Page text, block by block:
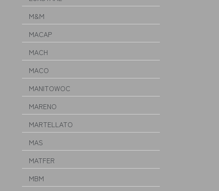
M&M
MACAP
MACH
MACO
MANITOWOC
MARENO
MARTELLATO
MAS
MATFER
MBM